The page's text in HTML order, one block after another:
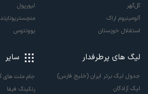
گل‌گهر
آلومینیوم اراک
استقلال خوزستان
لیورپول
منچستریونایتد
یوونتوس
لیگ های پرطرفدار
جدول لیگ برتر ایران (خلیج فارس)
لیگ آزادگان
سایر
جام ملت های
رنکینگ فیفا